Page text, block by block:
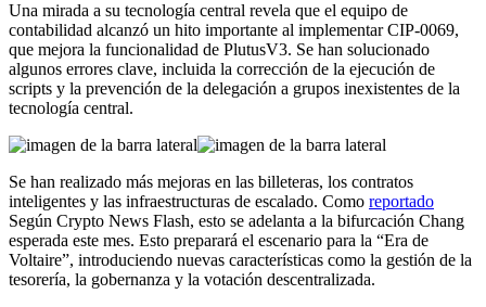
Una mirada a su tecnología central revela que el equipo de
contabilidad alcanzó un hito importante al implementar CIP-0069,
que mejora la funcionalidad de PlutusV3. Se han solucionado
algunos errores clave, incluida la corrección de la ejecución de
scripts y la prevención de la delegación a grupos inexistentes de la
tecnología central.
Se han realizado más mejoras en las billeteras, los contratos
inteligentes y las infraestructuras de escalado. Como reportado
Según Crypto News Flash, esto se adelanta a la bifurcación Chang
esperada este mes. Esto preparará el escenario para la “Era de
Voltaire”, introduciendo nuevas características como la gestión de la
tesorería, la gobernanza y la votación descentralizada.